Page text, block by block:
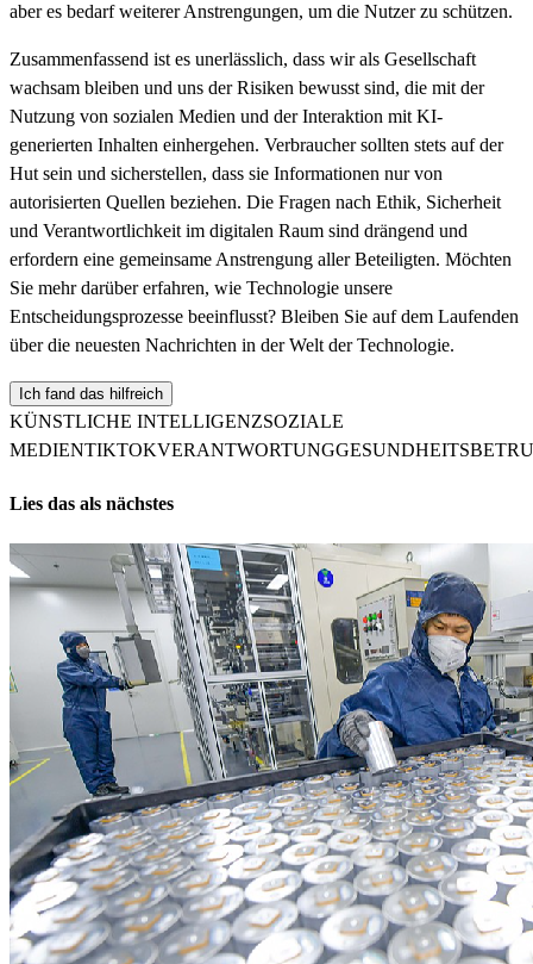
aber es bedarf weiterer Anstrengungen, um die Nutzer zu schützen.
Zusammenfassend ist es unerlässlich, dass wir als Gesellschaft
wachsam bleiben und uns der Risiken bewusst sind, die mit der
Nutzung von sozialen Medien und der Interaktion mit KI-
generierten Inhalten einhergehen. Verbraucher sollten stets auf der
Hut sein und sicherstellen, dass sie Informationen nur von
autorisierten Quellen beziehen. Die Fragen nach Ethik, Sicherheit
und Verantwortlichkeit im digitalen Raum sind drängend und
erfordern eine gemeinsame Anstrengung aller Beteiligten. Möchten
Sie mehr darüber erfahren, wie Technologie unsere
Entscheidungsprozesse beeinflusst? Bleiben Sie auf dem Laufenden
über die neuesten Nachrichten in der Welt der Technologie.
Ich fand das hilfreich
KÜNSTLICHE INTELLIGENZSOZIALE
MEDIENTIKTOKVERANTWORTUNG
Lies das als nächstes